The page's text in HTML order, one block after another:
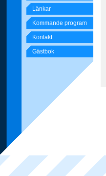
Länkar
Kommande program
Kontakt
Gästbok